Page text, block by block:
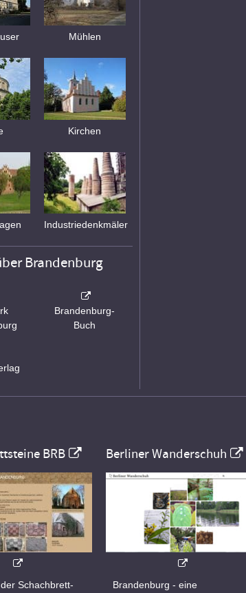
Mühlen
Kirchen
Industriedenkmäler
Brandenburg
Brandenburg-
Buch
BRB
Schachbrett-
Berliner Wanderschuh
Brandenburg - eine